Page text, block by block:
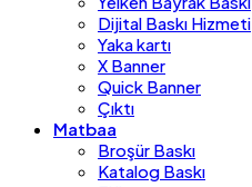
Dijital Baskı Hizmeti
Yaka kartı
X Banner
Quick Banner
Çıktı
Matbaa
Broşür Baskı
Katalog Baskı